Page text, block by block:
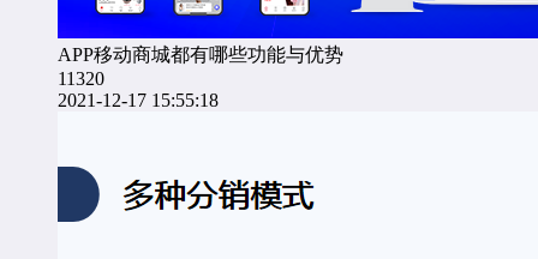
APP移动商城都有哪些功能与优势
11320
2021-12-17 15:55:18